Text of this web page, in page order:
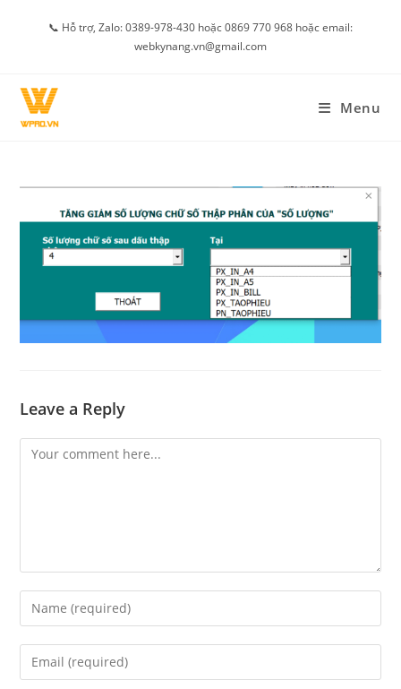
📞 Hỗ trợ, Zalo: 0389-978-430 hoặc 0869 770 968 hoặc email:
webkynang.vn@gmail.com
Menu
Leave a Reply
Comment
Enter
your
name
Enter
your